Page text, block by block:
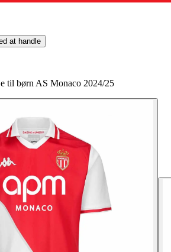
at handle
til børn AS Monaco 2024/25